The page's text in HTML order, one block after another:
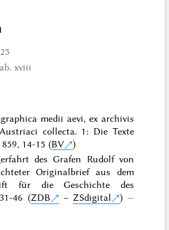
xviii
medii aevi, ex archivis
collecta. 1: Die Texte
14-15 (BV
)
des Grafen Rudolf von
Originalbrief aus dem
für die Geschichte des
46 (ZDB – ZSdigital
)